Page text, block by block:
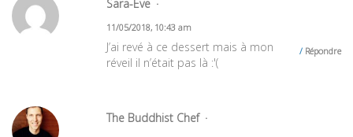
Sara-Ève
11/05/2018, 10:43 am
Répondre
J’ai revé à ce dessert mais à mon
réveil il n’était pas là :'(
The Buddhist Chef